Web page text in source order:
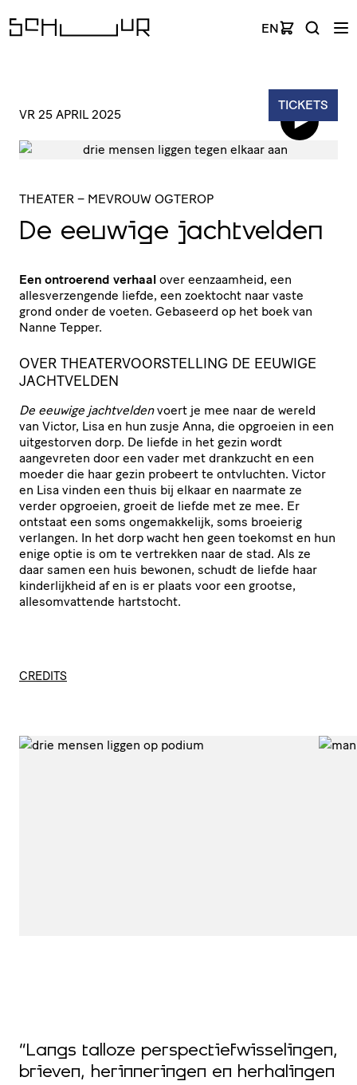
EN
TICKETS
VR 25 APRIL 2025
THEATER – MEVROUW OGTEROP
De eeuwige jachtvelden
Een ontroerend verhaal over eenzaamheid, een
allesverzengende liefde, een zoektocht naar vaste
grond onder de voeten. Gebaseerd op het boek van
Nanne Tepper.
OVER THEATERVOORSTELLING DE EEUWIGE
JACHTVELDEN
De eeuwige jachtveldenvoert je mee naar de wereld
van Victor, Lisa en hun zusje Anna, die opgroeien in een
uitgestorven dorp. De liefde in het gezin wordt
aangevreten door een vader met drankzucht en een
moeder die haar gezin probeert te ontvluchten. Victor
en Lisa vinden een thuis bij elkaar en naarmate ze
verder opgroeien, groeit de liefde met ze mee. Er
ontstaat een soms ongemakkelijk, soms broeierig
verlangen. In het dorp wacht hen geen toekomst en hun
enige optie is om te vertrekken naar de stad. Als ze
daar samen een huis bewonen, schudt de liefde haar
kinderlijkheid af en is er plaats voor een grootse,
allesomvattende hartstocht.
CREDITS
“Langs talloze perspectiefwisselingen,
brieven, herinneringen en herhalingen